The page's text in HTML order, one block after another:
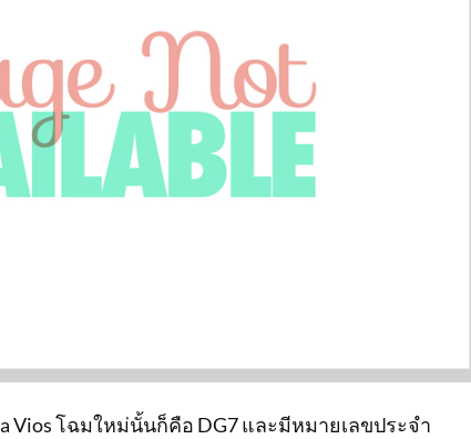
Vios โฉมใหม่นั้นก็คือ DG7 และมีหมายเลขประจำ